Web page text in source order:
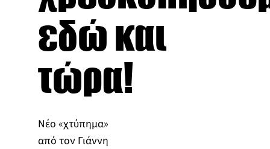
εδώ και
τώρα!
Νέο «χτύπημα»
από τον Γιάννη